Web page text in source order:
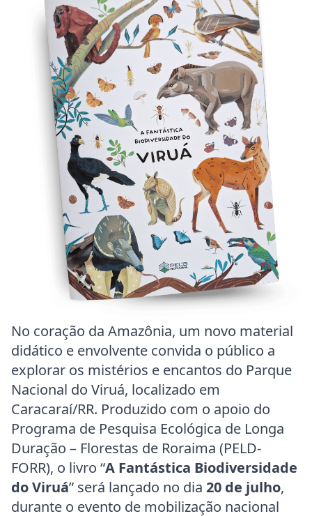
No coração da Amazônia, um novo material
didático e envolvente convida o público a
explorar os mistérios e encantos do Parque
Nacional do Viruá, localizado em
Caracaraí/RR. Produzido com o apoio do
Programa de Pesquisa Ecológica de Longa
Duração – Florestas de Roraima (PELD-
FORR), o livro “A Fantástica Biodiversidade
do Viruá” será lançado no dia 20 de julho,
durante o evento de mobilização nacional